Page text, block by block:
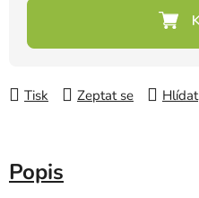
Tisk Zeptat se Hlídat
Popis